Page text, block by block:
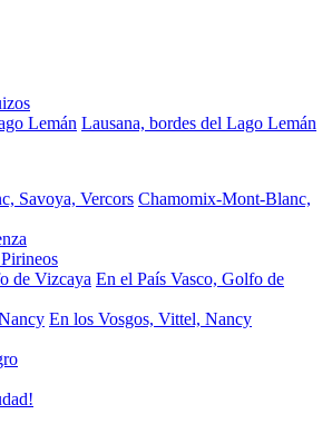
Lemán Lausana, bordes del Lago Lemán
Savoya, Vercors Chamomix-Mont-Blanc,
de Vizcaya En el País Vasco, Golfo de
En los Vosgos, Vittel, Nancy